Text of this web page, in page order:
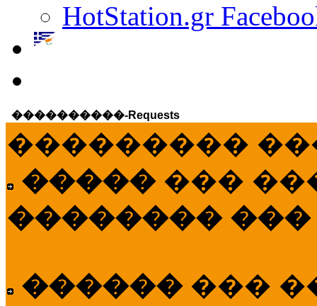
HotStation.gr
����������-Requests
���������
����� ���
��������
������ ���